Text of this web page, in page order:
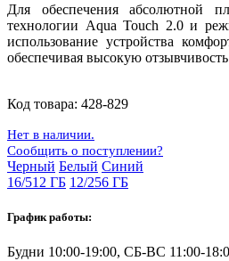
Для обеспечения абсолютной
технологии Aqua Touch 2.0 и
использование устройства
обеспечивая высокую
Код товара: 428-829
Нет в наличии.
Сообщить о поступлении?
Черный Белый Синий
16/512 ГБ 12/256 ГБ
График работы:
Будни 10:00-19:00, СБ-ВС 11:00-